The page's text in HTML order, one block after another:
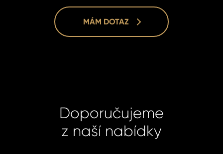
MÁM DOTAZ
Doporučujeme
z naší nabídky